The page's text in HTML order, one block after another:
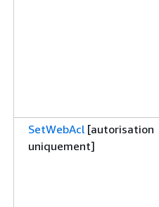
SetWebAcl [autorisation
uniquement]